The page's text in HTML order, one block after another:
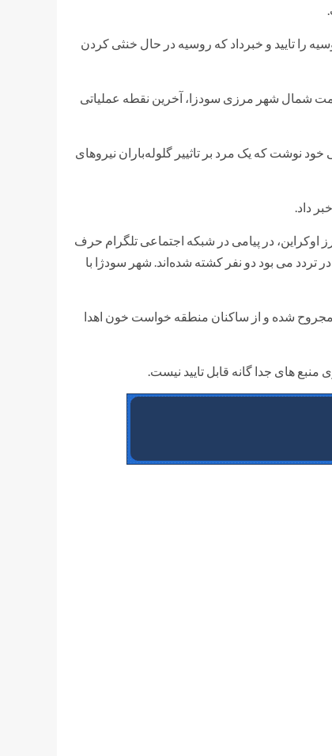
را تایید و خبرداد که روسیه در حال خنثی کردن
شمال شهر مرزی سودزا، آخرین نقطه عملیاتی
نوشت که یک مرد بر تاثییر گلوله‌باران نیروهای
داد.
در پیامی در شبکه اجتماعی تلگرام حرف
تردد می بود دو نفر کشته شده‌اند. شهر سودژا با
مجروح شده و از ساکنان منطقه خواست خون اهدا
های جدا گانه قابل تایید نیست.